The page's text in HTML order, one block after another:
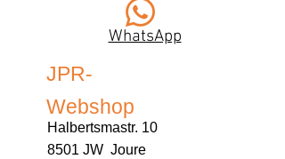
WhatsApp
JPR-
Webshop
Halbertsmastr. 10
8501 JW Joure